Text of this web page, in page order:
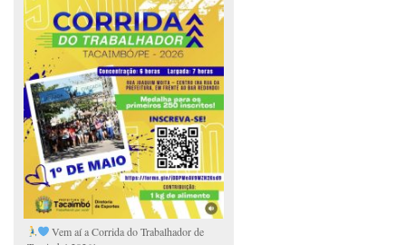
Vem aí a Corrida do Trabalhador de